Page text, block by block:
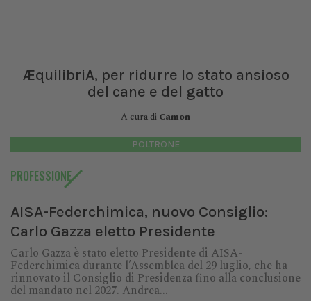
ÆquilibriA, per ridurre lo stato ansioso
del cane e del gatto
A cura di Camon
POLTRONE
PROFESSIONE
AISA-Federchimica, nuovo Consiglio:
Carlo Gazza eletto Presidente
Carlo Gazza è stato eletto Presidente di AISA-
Federchimica durante l’Assemblea del 29 luglio, che ha
rinnovato il Consiglio di Presidenza fino alla conclusione
del mandato nel 2027. Andrea...